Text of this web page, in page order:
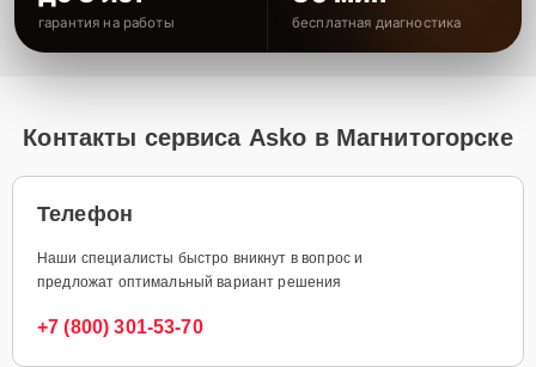
гарантия на работы бесплатная диагностика
Контакты сервиса Asko в Магнитогорске
Телефон
Наши специалисты быстро вникнут в вопрос и
предложат оптимальный вариант решения
+7 (800) 301-53-70